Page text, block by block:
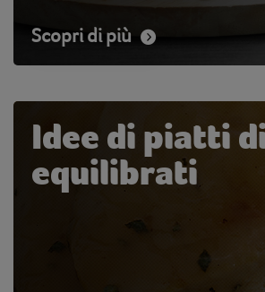
Scopri di più
Idee di piatti
equilibrati